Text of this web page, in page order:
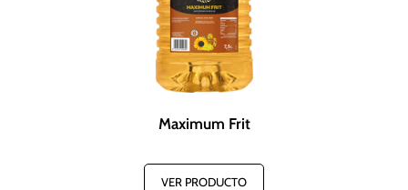
Maximum Frit
VER PRODUCTO